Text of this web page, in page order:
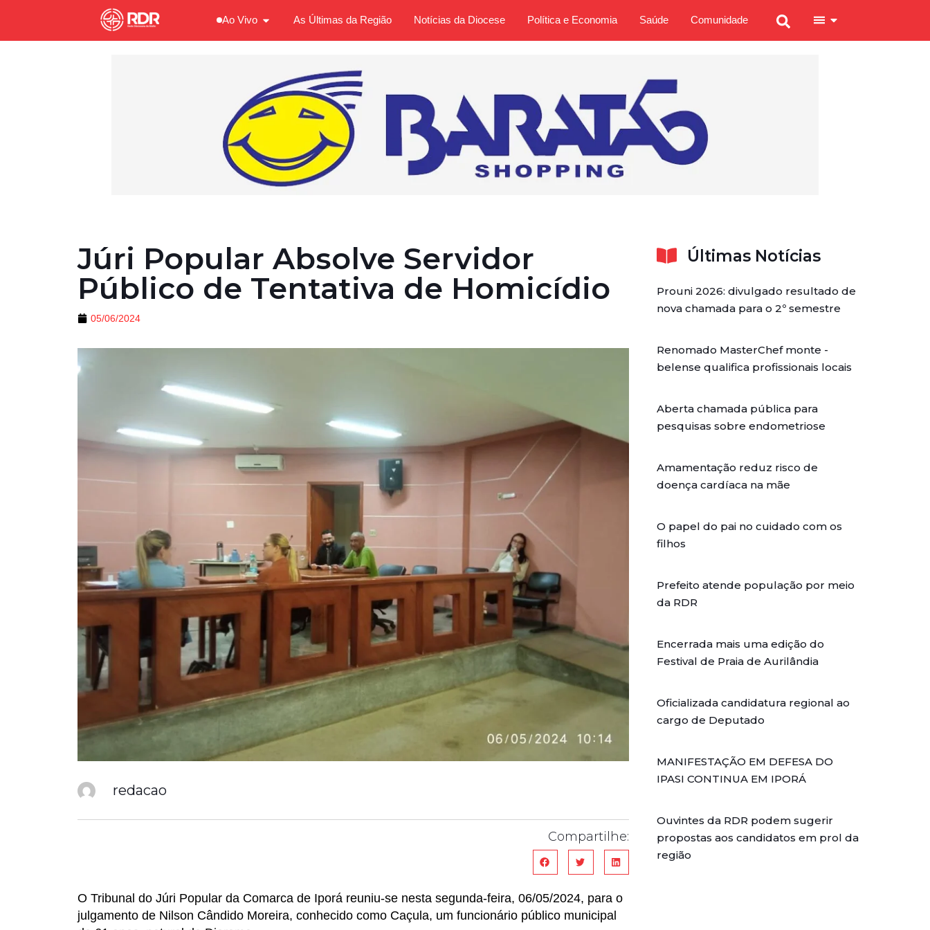
Ao Vivo As Últimas da Região Notícias da Diocese Política e Economia Saúde Comunidade
Júri Popular Absolve Servidor
Público de Tentativa de Homicídio
05/06/2024
redacao
Compartilhe:
O Tribunal do Júri Popular da Comarca de Iporá reuniu-se nesta segunda-feira, 06/05/2024, para o
julgamento de Nilson Cândido Moreira, conhecido como Caçula, um funcionário público municipal
Últimas Notícias
Prouni 2026: divulgado resultado de
nova chamada para o 2º semestre
Renomado MasterChef monte -
belense qualifica profissionais locais
Aberta chamada pública para
pesquisas sobre endometriose
Amamentação reduz risco de
doença cardíaca na mãe
O papel do pai no cuidado com os
filhos
Prefeito atende população por meio
da RDR
Encerrada mais uma edição do
Festival de Praia de Aurilândia
Oficializada candidatura regional ao
cargo de Deputado
MANIFESTAÇÃO EM DEFESA DO
IPASI CONTINUA EM IPORÁ
Ouvintes da RDR podem sugerir
propostas aos candidatos em prol da
região